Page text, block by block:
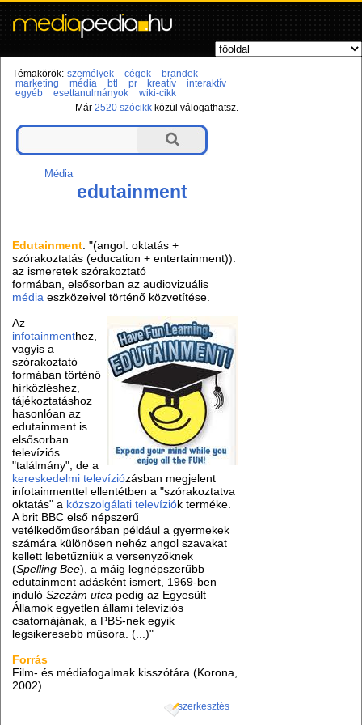
Témakörök: személyek cégek
brandek
marketing
média btl pr kreatív
interaktív
egyéb
esettanulmányok
wiki-cikk
Már2520 szócikk közül válogathatsz.
Média
edutainment
Edutainment: "(angol: oktatás +
szórakoztatás (education + entertainment)):
az ismeretek szórakoztató
formában, elsősorban az audiovizuális
média eszközeivel történő közvetítése.
Az
infotainmenthez,
vagyis a
szórakoztató
formában történő
hírközléshez,
tájékoztatáshoz
hasonlóan az
edutainment is
elsősorban
televíziós
"találmány", de a
kereskedelmi televíziózásban megjelent
infotainmenttel ellentétben a "szórakoztatva
oktatás" a közszolgálati televíziók terméke.
A brit BBC első népszerű
vetélkedőműsorában például a gyermekek
számára különösen nehéz angol szavakat
kellett lebetűzniük a versenyzőknek
(Spelling Bee), a máig legnépszerűbb
edutainment adásként ismert, 1969-ben
indulóSzezám utca pedig az Egyesült
Államok egyetlen állami televíziós
csatornájának, a PBS-nek egyik
legsikeresebb műsora. (...)"
Forrás
Film- és médiafogalmak kisszótára (Korona,
2002)
szerkesztés